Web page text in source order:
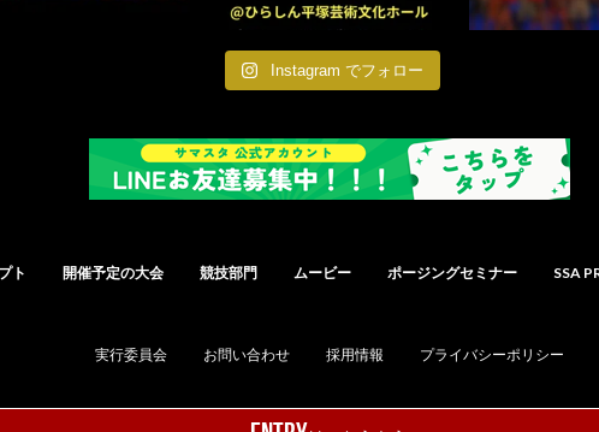
Instagram でフォロー
ト 開催予定の大会 競技部門 ムービー ポージングセミナー SSA
実行委員会 お問い合わせ 採用情報 プライバシーポリシー